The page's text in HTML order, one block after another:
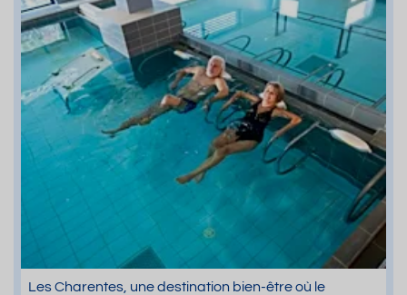
Les Charentes, une destination bien-être où le